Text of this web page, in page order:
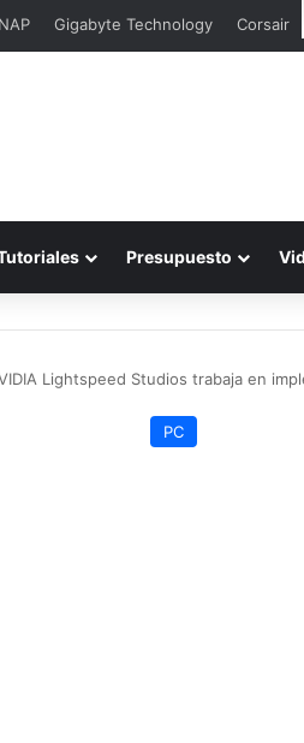
Gigabyte Technology Corsair
Presupuesto
Lightspeed Studios trabaja en
PC